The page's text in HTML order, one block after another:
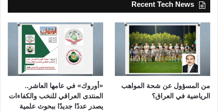
Recent Tech News
من المسؤول عن شحة المواهب
الرياضية في العراق؟
«أوروك» في عامها العاشر..
المنتدى العراقي للنخب والكفاءات
يصدر عددًا جديدًا ببحوث علمية